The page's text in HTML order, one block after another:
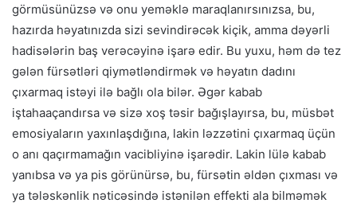
görmüsünüzsə və onu yeməklə maraqlanırsınızsa, bu,
hazırda həyatınızda sizi sevindirəcək kiçik, amma dəyərli
hadisələrin baş verəcəyinə işarə edir. Bu yuxu, həm də tez
gələn fürsətləri qiymətləndirmək və həyatın dadını
çıxarmaq istəyi ilə bağlı ola bilər. Əgər kabab
iştahaaçandırsa və sizə xoş təsir bağışlayırsa, bu, müsbət
emosiyaların yaxınlaşdığına, lakin ləzzətini çıxarmaq üçün
o anı qaçırmamağın vacibliyinə işarədir. Lakin lülə kabab
yanıbsa və ya pis görünürsə, bu, fürsətin əldən çıxması və
ya tələskənlik nəticəsində istənilən effekti ala bilməmək